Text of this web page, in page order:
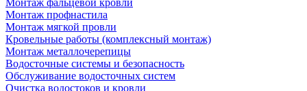
Монтаж фальцевой кровли
Монтаж профнастила
Монтаж мягкой провли
Кровельные работы (комплексный монтаж)
Монтаж металлочерепицы
Водосточные системы и безопасность
Обслуживание водосточных систем
Очистка водостоков и кровли